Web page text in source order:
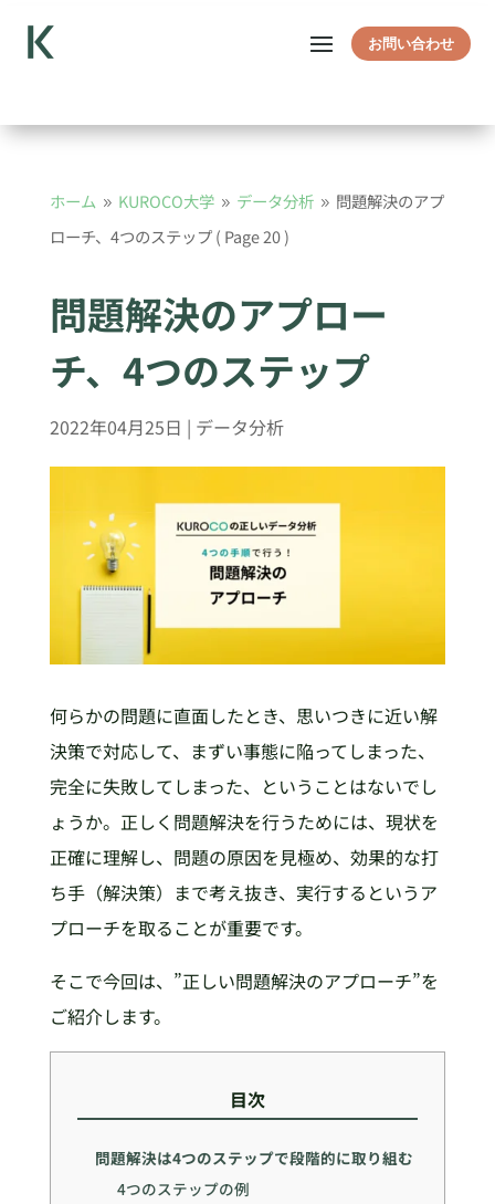
お問い合わせ
ホーム 9 KUROCO大学 9 データ分析 9 問題解決のアプ
ローチ、4つのステップ( Page 20 )
問題解決のアプロー
チ、4つのステップ
2022年04月25日 | データ分析
何らかの問題に直面したとき、思いつきに近い解
決策で対応して、まずい事態に陥ってしまった、
完全に失敗してしまった、ということはないでし
ょうか。正しく問題解決を行うためには、現状を
正確に理解し、問題の原因を見極め、効果的な打
ち手（解決策）まで考え抜き、実行するというア
プローチを取ることが重要です。
そこで今回は、”正しい問題解決のアプローチ”を
ご紹介します。
目次
問題解決は4つのステップで段階的に取り組む
4つのステップの例